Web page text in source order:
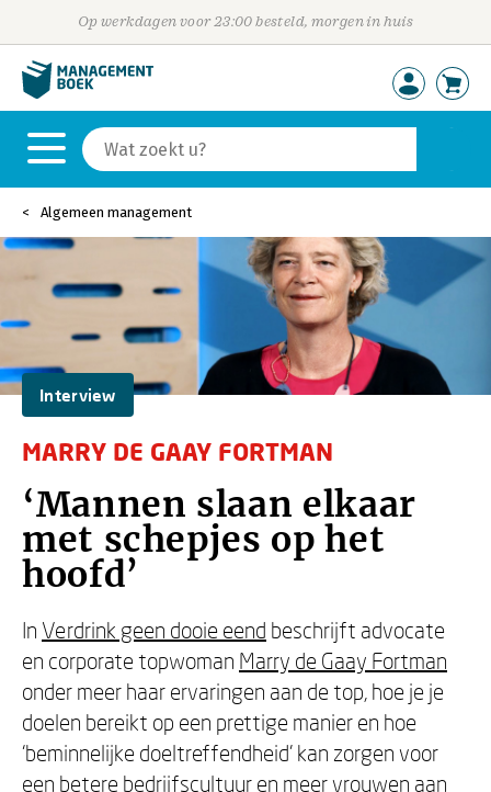
Op werkdagen voor 23:00 besteld, morgen in huis
Algemeen management
Interview
MARRY DE GAAY FORTMAN
‘Mannen slaan elkaar
met schepjes op het
hoofd’
In Verdrink geen dooie eend beschrijft advocate
en corporate topwoman Marry de Gaay Fortman
onder meer haar ervaringen aan de top, hoe je je
doelen bereikt op een prettige manier en hoe
‘beminnelijke doeltreffendheid’ kan zorgen voor
een betere bedrijfscultuur en meer vrouwen aan